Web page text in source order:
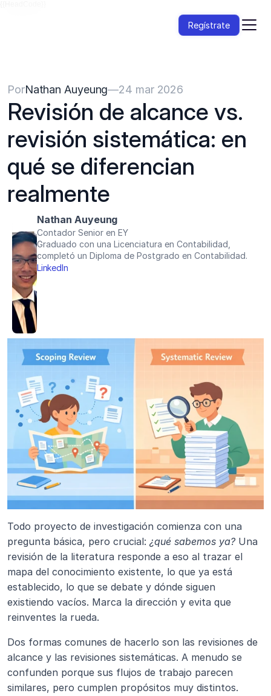
Regístrate
PorNathan Auyeung—24 mar 2026
Revisión de alcance vs.
revisión sistemática: en
qué se diferencian
realmente
Nathan Auyeung
Contador Senior en EY
Graduado con una Licenciatura en Contabilidad,
completó un Diploma de Postgrado en Contabilidad.
LinkedIn
Todo proyecto de investigación comienza con una
pregunta básica, pero crucial: ¿qué sabemos ya? Una
revisión de la literatura responde a eso al trazar el
mapa del conocimiento existente, lo que ya está
establecido, lo que se debate y dónde siguen
existiendo vacíos. Marca la dirección y evita que
reinventes la rueda.
Dos formas comunes de hacerlo son las revisiones de
alcance y las revisiones sistemáticas. A menudo se
confunden porque sus flujos de trabajo parecen
similares, pero cumplen propósitos muy distintos.